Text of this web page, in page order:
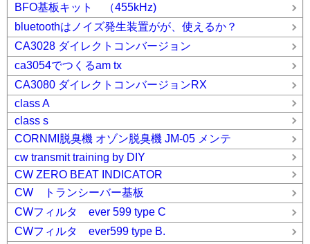
BFO基板キット （455kHz)
bluetoothはノイズ発生装置がが、使えるか？
CA3028 ダイレクトコンバージョン
ca3054でつくるam tx
CA3080 ダイレクトコンバージョンRX
class A
class s
CORNMI脱臭機 オゾン脱臭機 JM-05 メンテ
cw transmit training by DIY
CW ZERO BEAT INDICATOR
CW トランシーバー基板
CWフィルタ ever 599 type C
CWフィルタ ever599 type B.